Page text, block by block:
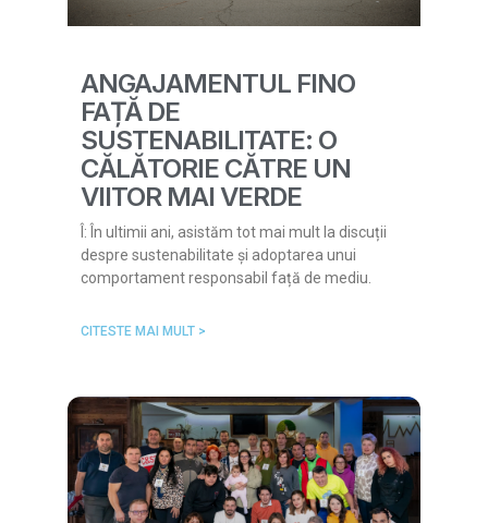
ANGAJAMENTUL FINO
FAȚĂ DE
SUSTENABILITATE: O
CĂLĂTORIE CĂTRE UN
VIITOR MAI VERDE
Î: În ultimii ani, asistăm tot mai mult la discuții
despre sustenabilitate și adoptarea unui
comportament responsabil față de mediu.
CITESTE MAI MULT >